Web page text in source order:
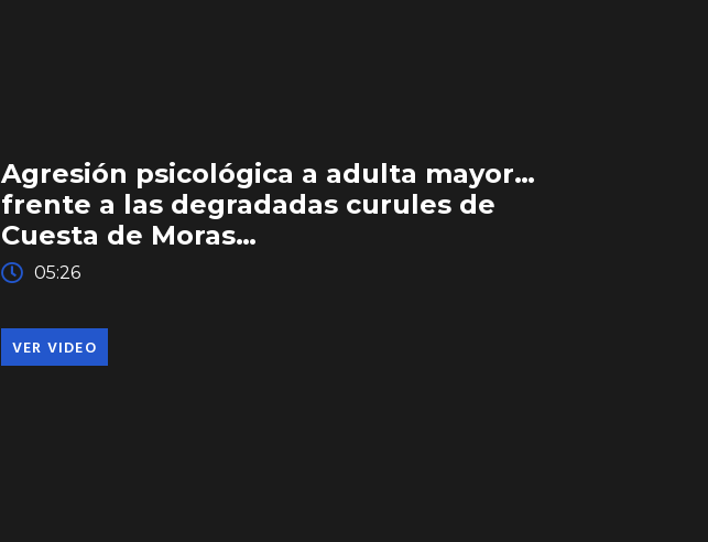
Agresión psicológica a adulta mayor…
frente a las degradadas curules de
Cuesta de Moras…
05:26
VER VIDEO